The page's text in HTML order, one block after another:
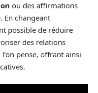
ou des affirmations
En changeant
possible de réduire
des relations
pense, offrant ainsi